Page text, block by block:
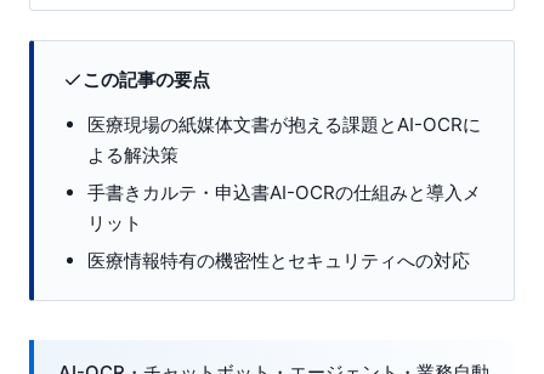
この記事の要点
医療現場の紙媒体文書が抱える課題とAI-OCRに
よる解決策
手書きカルテ・申込書AI-OCRの仕組みと導入メ
リット
医療情報特有の機密性とセキュリティへの対応